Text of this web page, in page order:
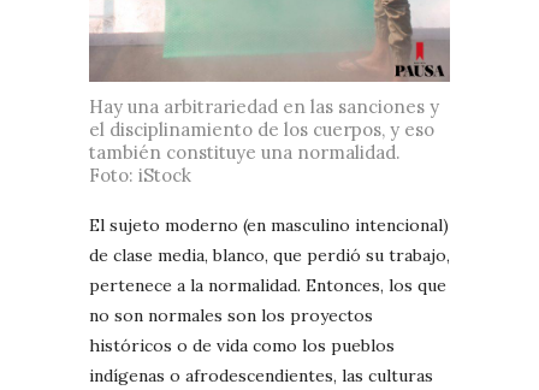
Hay una arbitrariedad en las sanciones y
el disciplinamiento de los cuerpos, y eso
también constituye una normalidad.
Foto: iStock
El sujeto moderno (en masculino intencional)
de clase media, blanco, que perdió su trabajo,
pertenece a la normalidad. Entonces, los que
no son normales son los proyectos
históricos o de vida como los pueblos
indígenas o afrodescendientes, las culturas